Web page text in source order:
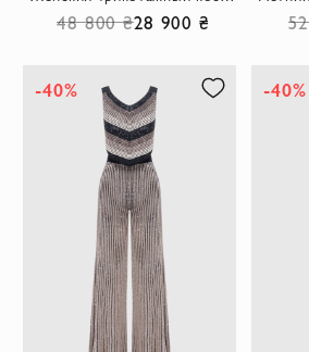
48 800 ₴28 900 ₴
-40% -40%